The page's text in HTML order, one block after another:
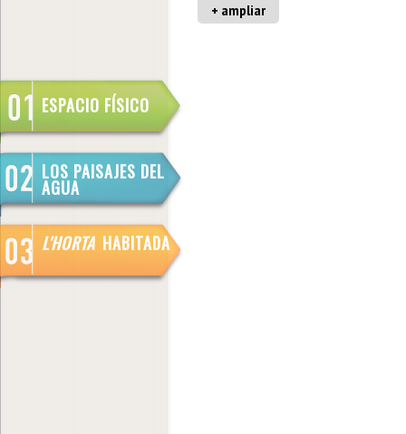
ESPACIO FÍSICO
LOS PAISAJES DEL
AGUA
L'HORTA HABITADA
+ ampliar